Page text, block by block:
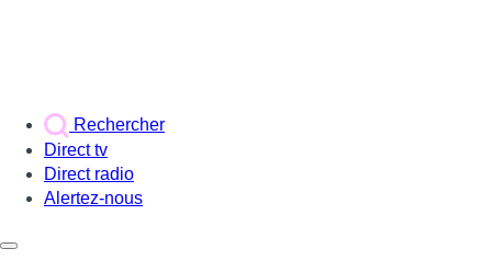
Rechercher
Direct tv
Direct radio
Alertez-nous